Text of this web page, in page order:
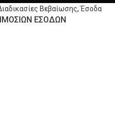
Βεβαίωσης,Έσοδα
ΕΣΟΔΩΝ